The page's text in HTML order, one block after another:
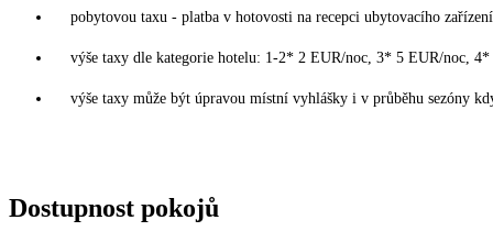
pobytovou taxu - platba v hotovosti na recepci ubytovacího
výše taxy dle kategorie hotelu: 1-2* 2 EUR/noc, 3* 5 EUR/noc,
výše taxy může být úpravou místní vyhlášky i v průběhu sezóny
Dostupnost pokojů